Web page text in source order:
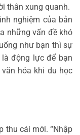
thân xung quanh.
nghiệm của bản
những vấn đề khó
như bạn thì sự
động lực để bạn
hóa khi du học
thu cái mới. “Nhập